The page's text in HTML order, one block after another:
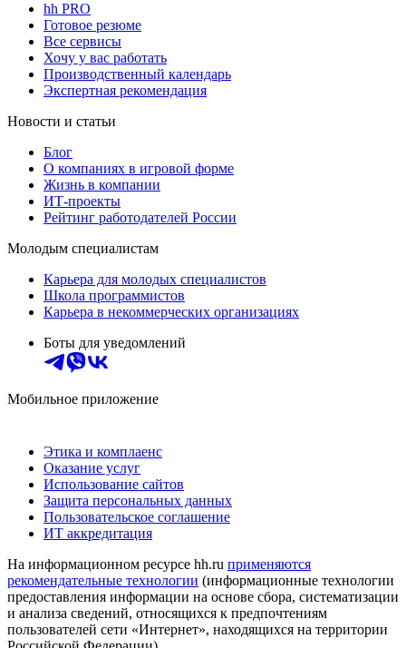
hh PRO
Готовое резюме
Все сервисы
Хочу у вас работать
Производственный календарь
Экспертная рекомендация
Новости и статьи
Блог
О компаниях в игровой форме
Жизнь в компании
ИТ-проекты
Рейтинг работодателей России
Молодым специалистам
Карьера для молодых специалистов
Школа программистов
Карьера в некоммерческих организациях
Боты для уведомлений
Мобильное приложение
Этика и комплаенс
Оказание услуг
Использование сайтов
Защита персональных данных
Пользовательское соглашение
ИТ аккредитация
На информационном ресурсе hh.ru применяются
рекомендательные технологии (информационные технологии
предоставления информации на основе сбора, систематизации
и анализа сведений, относящихся к предпочтениям
пользователей сети «Интернет», находящихся на территории